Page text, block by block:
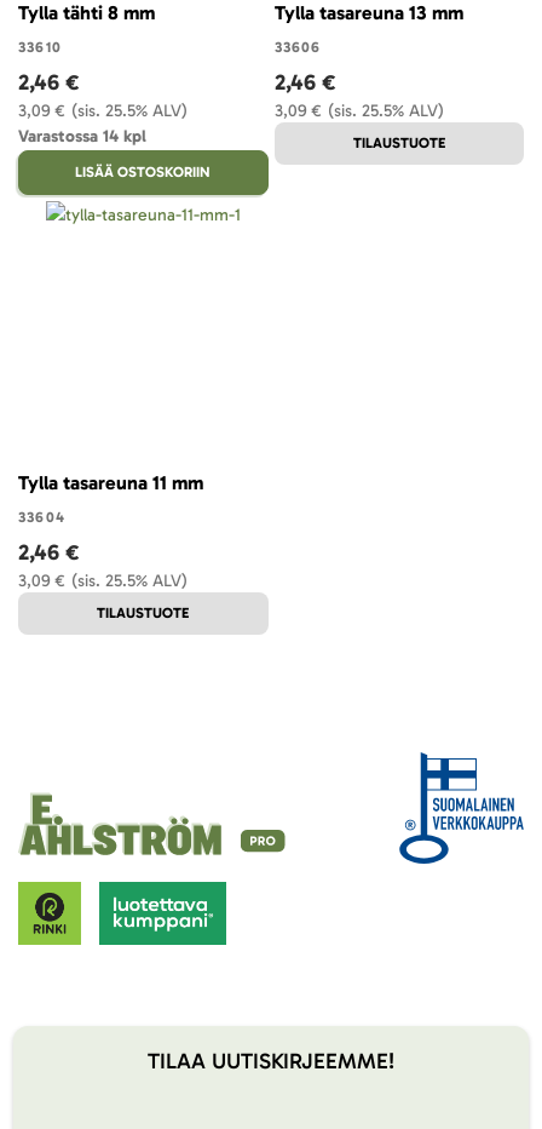
Tylla tähti 8 mm
33610
(sis. 25.5% ALV)
3,09 €
2,46 €
Varastossa 14 kpl
LISÄÄ OSTOSKORIIN
Tylla tasareuna 13 mm
33606
(sis. 25.5% ALV)
3,09 €
2,46 €
TILAUSTUOTE
Tylla tasareuna 11 mm
33604
(sis. 25.5% ALV)
3,09 €
2,46 €
TILAUSTUOTE
TILAA UUTISKIRJEEMME!